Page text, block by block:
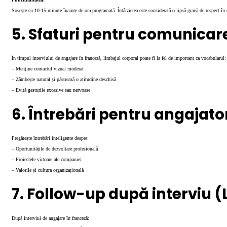
Sosește cu 10-15 minute înainte de ora programată. Întârzierea este considerată o lipsă gravă de respect în
5. Sfaturi pentru
În timpul interviului de angajare în franceză, limbajul corporal poate fi la fel de important ca vocabularul:
– Menține contactul vizual moderat
– Zâmbește natural și păstrează o atitudine deschisă
– Evită gesturile excesive sau nervoase
6. Întrebări pentru
Pregătește întrebări inteligente despre:
– Oportunitățile de dezvoltare profesională
– Proiectele viitoare ale companiei
– Valorile și cultura organizațională
7. Follow-up după interviu
După interviul de angajare în franceză: